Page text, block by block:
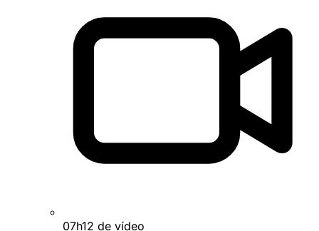
07h12 de vídeo